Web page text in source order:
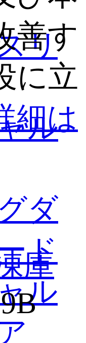
リ
ル
ダ
ド
ル
善す
に立
細は
庫